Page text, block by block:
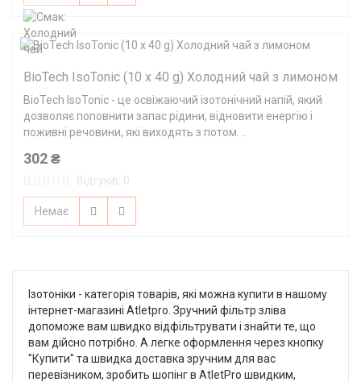
BioTech IsoTonic (10 x 40 g) Холодний чай з лимоном
BioTech IsoTonic - це освіжаючий ізотонічний напій, який
дозволяє поповнити запас рідини, відновити енергію і
поживні речовини, які виходять з потом. ..
302 ₴
Відгуків: 0
Немає
Ізотоніки - категорія товарів, які можна купити в нашому
інтернет-магазині Atletpro. Зручний фільтр зліва
допоможе вам швидко відфільтрувати і знайти те, що
вам дійсно потрібно. А легке оформлення через кнопку
"Купити" та швидка доставка зручним для вас
перевізником, зробить шопінг в AtletPro швидким,